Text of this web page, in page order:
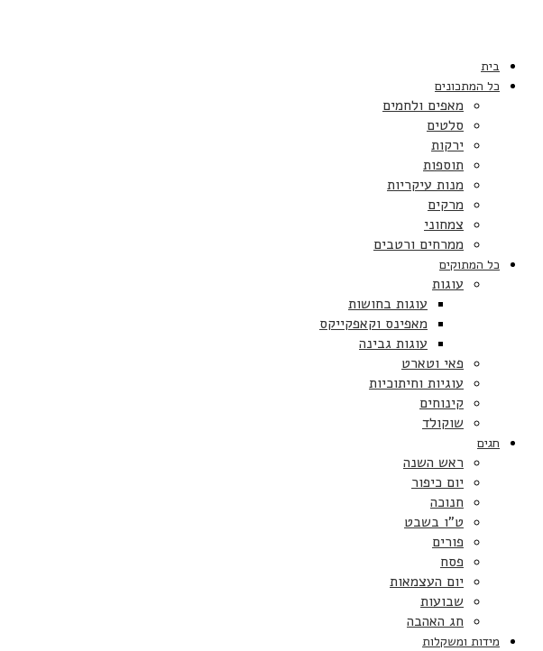
בית
כל המתכונים
מאפים ולחמים
סלטים
ירקות
תוספות
מנות עיקריות
מרקים
צמחוני
ממרחים ורטבים
כל המתוקים
עוגות
עוגות בחושות
מאפינס וקאפקייקס
עוגות גבינה
פאי וטארט
עוגיות וחיתוכיות
קינוחים
שוקולד
חגים
ראש השנה
יום כיפור
חנוכה
ט”ו בשבט
פורים
פסח
יום העצמאות
שבועות
חג האהבה
מידות ומשקלות